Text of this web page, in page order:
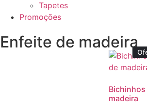
Tapetes
Promoções
Enfeite de madeira
Bichinhos
madeira